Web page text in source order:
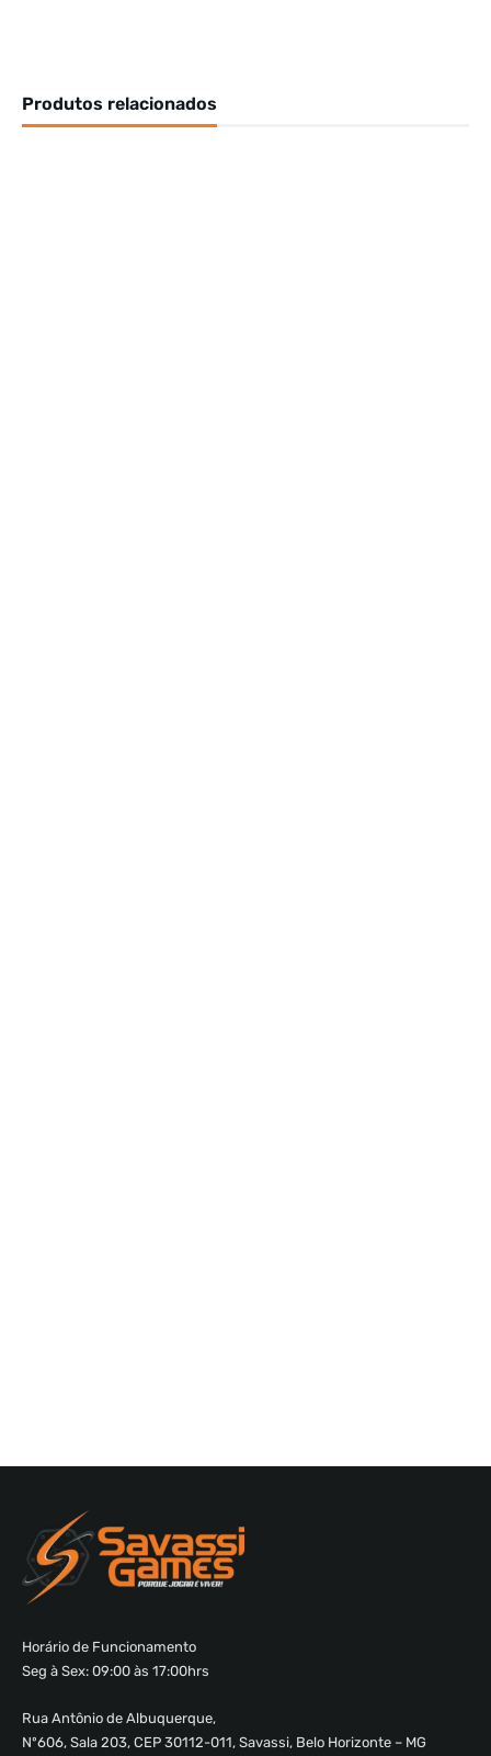
Produtos relacionados
Horário de Funcionamento
Seg à Sex: 09:00 às 17:00hrs
Rua Antônio de Albuquerque,
Nº606, Sala 203, CEP 30112-011, Savassi, Belo Horizonte – MG